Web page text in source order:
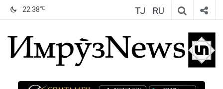
22.38℃ TJ RU
ИмрӯзNews